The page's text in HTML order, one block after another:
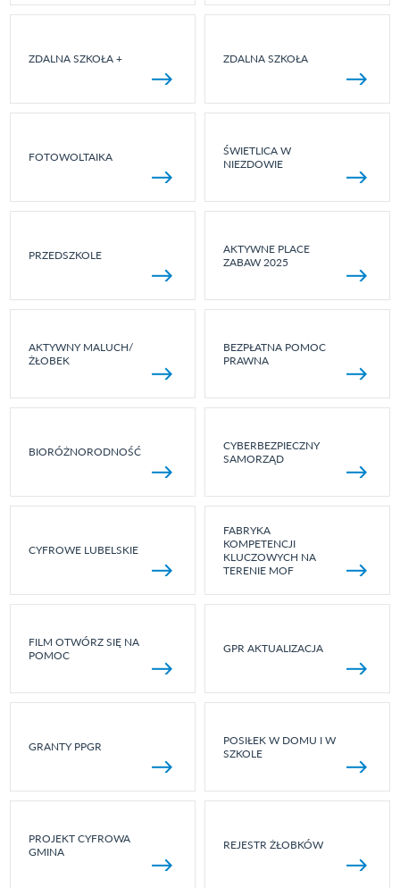
ZDALNA SZKOŁA + ZDALNA SZKOŁA
FOTOWOLTAIKA
ŚWIETLICA W
NIEZDOWIE
PRZEDSZKOLE
AKTYWNE PLACE
ZABAW 2025
AKTYWNY MALUCH/
ŻŁOBEK
BEZPŁATNA POMOC
PRAWNA
BIORÓŻNORODNOŚĆ
CYBERBEZPIECZNY
SAMORZĄD
CYFROWE LUBELSKIE
FABRYKA
KOMPETENCJI
KLUCZOWYCH NA
TERENIE MOF
FILM OTWÓRZ SIĘ NA
POMOC
GPR AKTUALIZACJA
GRANTY PPGR
POSIŁEK W DOMU I W
SZKOLE
PROJEKT CYFROWA
GMINA
REJESTR ŻŁOBKÓW